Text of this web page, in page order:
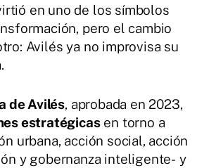
en uno de los símbolos
pero el cambio
Avilés ya no improvisa su
de Avilés, aprobada en 2023,
estratégicasen torno a
urbana, acción social, acción
y gobernanza inteligente- y